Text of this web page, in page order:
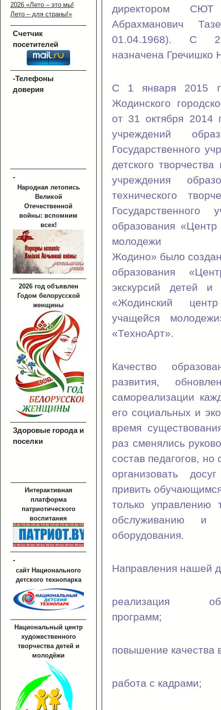
2026 «Лето – это мы!
Лето – для страны!»
Счетчик
посетителей
-Телефоны
доверия
-
Народная летопись
Великой
Отечественной
войны: вспомним
всех!
2026 год объявлен
Годом белорусской
женщины
Здоровые города и
поселки
Интерактивная
платформа
патриотического
воспитания
-
сайт Национального
детского технопарка
Национальный центр
художественного
творчества детей и
молодёжи
директором
Абрахманович
01.04.1968). С
назначена Гречишко
С 1 января 2015
Жодинского
от 31 октября
учреждений
Государственного
детского
учреждения
технического
Государственного
образования
Жодино» было
образования
экскурсий детей
«Жодинский
учащейся
«ТехноАрт».
Качество
развития,
самореализации
его социальных и
время
раз сменялись
состав педагогов,
организовать
привить
только управлению
обслуживанию и
оборудования.
Направления нашей
реализация
программ;
повышение качества
работа с кадрами;